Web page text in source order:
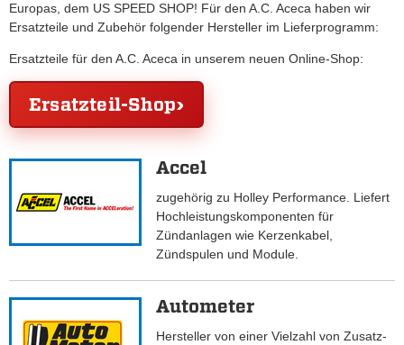
Europas, dem US SPEED SHOP! Für den A.C. Aceca haben wir
Ersatzteile und Zubehör folgender Hersteller im Lieferprogramm:
Ersatzteile für den A.C. Aceca in unserem neuen Online-Shop:
Ersatzteil-Shop
Accel
zugehörig zu Holley Performance. Liefert
Hochleistungskomponenten für
Zündanlagen wie Kerzenkabel,
Zündspulen und Module.
Autometer
Hersteller von einer Vielzahl von Zusatz-